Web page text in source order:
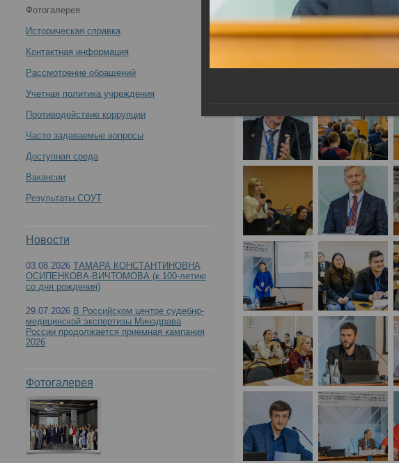
судебных медиков -
Фотогалерея
Историческая справка
Контактная информация
Рассмотрение обращений
Учетная политика учреждения
Противодействие коррупции
Часто задаваемые вопросы
Доступная среда
Вакансии
Результаты СОУТ
Новости
03.08.2026 ТАМАРА КОНСТАНТИНОВНА
ОСИПЕНКОВА-ВИЧТОМОВА (к 100-летию
со дня рождения)
29.07.2026 В Российском центре судебно-
медицинской экспертизы Минздрава
России продолжается приемная кампания
2026
Фотогалерея